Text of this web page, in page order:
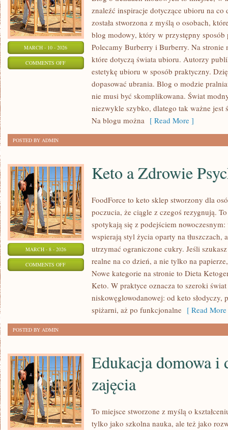
MARCH - 10 - 2026
COMMENTS OFFON
znaleźć inspiracje dotyczące ubioru na
została stworzona z myślą o osobach,
blog modowy, który w przystępny sposób
Polecamy Burberry i Burberry. Na stronie
które dotyczą świata ubioru. Autorzy
estetykę ubioru w sposób praktyczny.
dopasować ubrania. Blog o modzie
nie musi być skomplikowana. Świat
niezwykle szybko, dlatego tak ważne jest
Na blogu można [ Read More ]
POSTED BY ADMIN
MARCH - 8 - 2026
COMMENTS OFFON
PSYCHICZNE
Keto a Zdrowie
FoodForce to keto sklep stworzony dla
poczucia, że ciągle z czegoś rezygnują.
spotykają się z podejściem
wspierają styl życia oparty na tłuszczach,
utrzymać ograniczone cukry. Jeśli
realne na co dzień, a nie tylko na
Nowe kategorie na stronie to Dieta
Keto. W praktyce oznacza to szeroki
niskowęglowodanowej: od keto
spiżarni, aż po funkcjonalne [ Read
POSTED BY ADMIN
Edukacja domowa i
zajęcia
To miejsce stworzone z myślą o
tylko jako szkolna nauka, ale też jako